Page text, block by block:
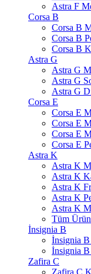
Astra F
Corsa B
Corsa B
Corsa B
Corsa B
Astra G
Astra G
Astra G
Astra G
Corsa E
Corsa E
Corsa E
Corsa E
Corsa E
Astra K
Astra K
Astra K
Astra K
Astra K
Astra K
Tüm
İnsignia B
İnsignia B
İnsignia
Zafira C
Zafira C